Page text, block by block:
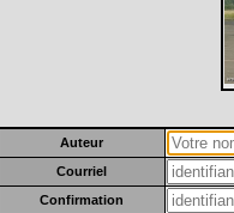
Auteur
Courriel
Confirmation